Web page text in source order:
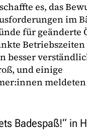
es, das
im
für geänderte
besser
und einige
meldeten
Badespaß!“ in